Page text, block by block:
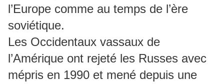
l’Europe comme au temps de l’ère
soviétique.
Les Occidentaux vassaux de
l’Amérique ont rejeté les Russes avec
mépris en 1990 et mené depuis une